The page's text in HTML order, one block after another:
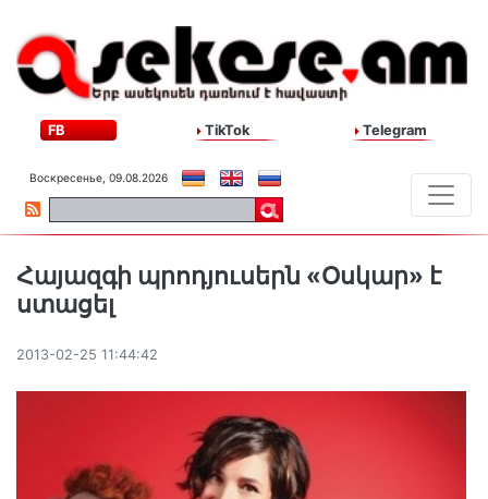
FB TikTok Telegram
Воскресенье, 09.08.2026
Հայազգի պրոդյուսերն «Օսկար» է
ստացել
2013-02-25 11:44:42